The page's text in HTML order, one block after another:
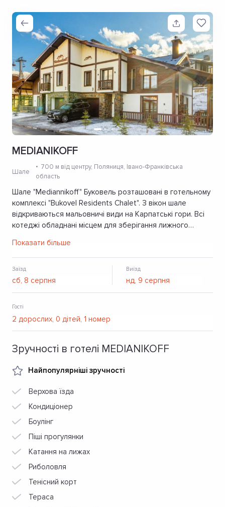
MEDIANIKOFF
Шале
700 м від центру, Поляниця, Івано-Франківська
область
Шале "Mediannikoff" Буковель розташовані в готельному
комплексі "Bukovel Residents Chalet". З вікон шале
відкриваються мальовничі види на Карпатські гори. Всі
котеджі обладнані місцем для зберігання лижного
грилем та зручною кухнею.
Показати більше
Заїзд Виїзд
Гості
Зручності в готелі MEDIANIKOFF
Найпопулярніші зручності
Верхова їзда
Кондиціонер
Боулінг
Піші прогулянки
Катання на лижах
Риболовля
Тенісний корт
Тераса